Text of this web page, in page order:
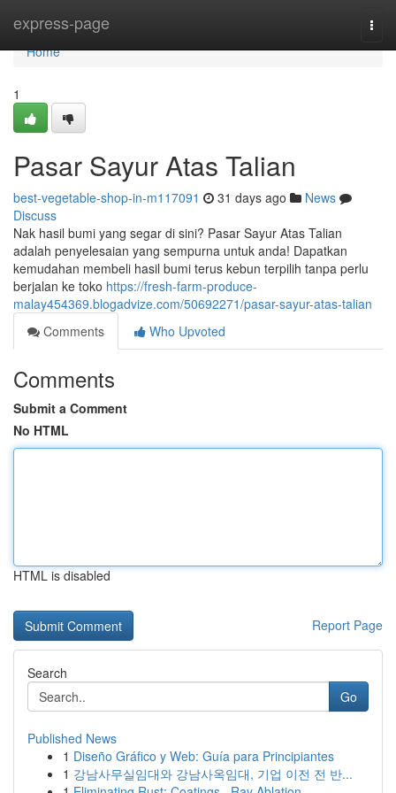
express-page
Home
Home
1
Pasar Sayur Atas Talian
best-vegetable-shop-in-m117091 31 days ago
News
Discuss
Nak hasil bumi yang segar di sini? Pasar Sayur Atas Talian
adalah penyelesaian yang sempurna untuk anda! Dapatkan
kemudahan membeli hasil bumi terus kebun terpilih tanpa perlu
berjalan ke toko https://fresh-farm-produce-
malay454369.blogadvize.com/50692271/pasar-sayur-atas-talian
Comments
Who Upvoted
Comments
Submit a Comment
No HTML
HTML is disabled
Report Page
Search
Go
Published News
1 Diseño Gráfico y Web: Guía para Principiantes
1 강남사무실임대와 강남사옥임대, 기업 이전 전 반...